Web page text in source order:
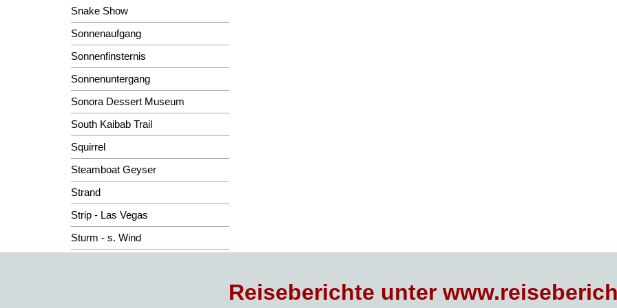
Snake Show
Sonnenaufgang
Sonnenfinsternis
Sonnenuntergang
Sonora Dessert Museum
South Kaibab Trail
Squirrel
Steamboat Geyser
Strand
Strip - Las Vegas
Sturm - s. Wind
Reiseberichte unter